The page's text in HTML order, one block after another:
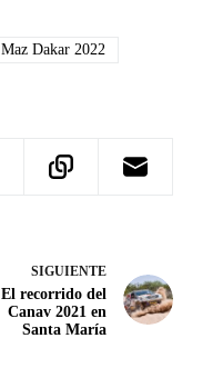
Maz Dakar 2022
SIGUIENTE
El recorrido del
Canav 2021 en
Santa María